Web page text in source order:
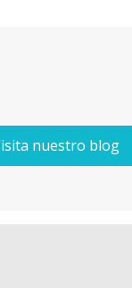
nuestro blog